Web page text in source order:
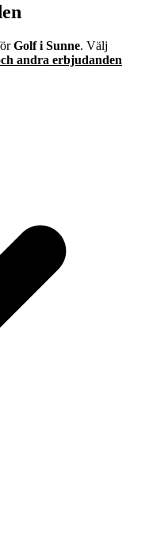
Golf i Sunne. Välj
andra erbjudanden